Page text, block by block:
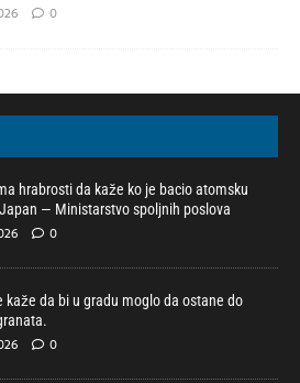
0
hrabrosti da kaže ko je bacio atomsku
— Ministarstvo spoljnih poslova
0
kaže da bi u gradu moglo da ostane do
0